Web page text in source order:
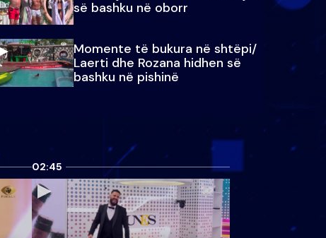
së bashku në oborr
Momente të bukura në shtëpi/
Laerti dhe Rozana hidhen së
bashku në pishinë
02:45